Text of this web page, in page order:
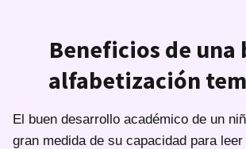
Beneficios de una
alfabetización
El buen desarrollo académico de un
gran medida de su capacidad para